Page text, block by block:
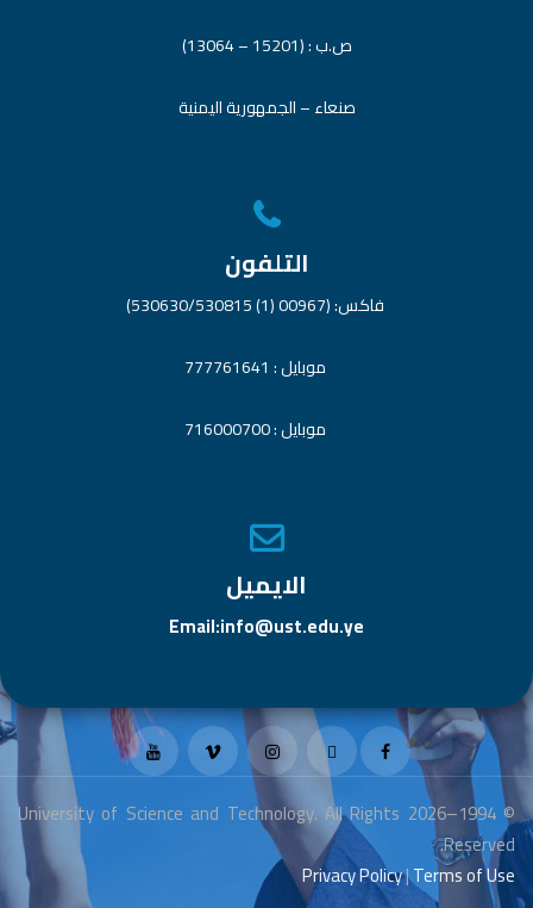
ص.ب : (15201 – 13064)
صنعاء – الجمهورية اليمنية
التلفون
فاكس: (00967 (1) 530630/530815)
موبايل : 777761641
موبايل : 716000700
الايميل
Email:info@ust.edu.ye
© 1994–2026 University of Science and Technology. All Rights
Reserved.
Privacy Policy|Terms of Use